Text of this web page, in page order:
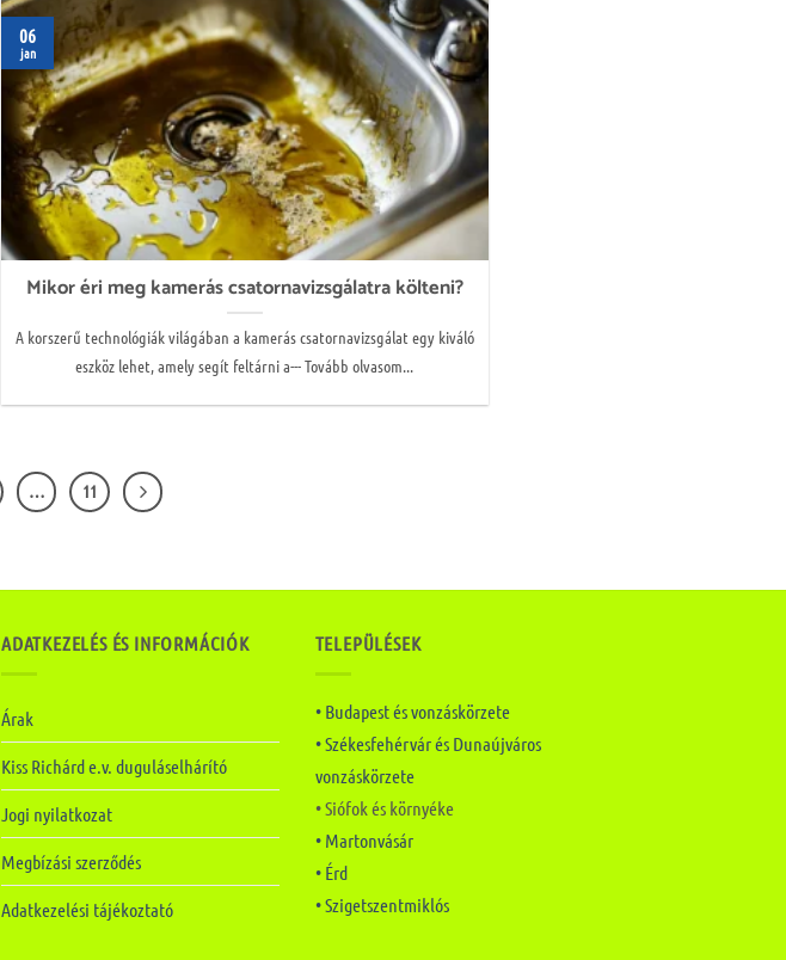
Mikor éri meg kamerás csatornavizsgálatra költeni?
A korszerű technológiák világában a kamerás csatornavizsgálat egy kiváló
eszköz lehet, amely segít feltárni a--- Tovább olvasom...
06
jan
… 11
ADATKEZELÉS ÉS INFORMÁCIÓK
Árak
Kiss Richárd e.v. duguláselhárító
Jogi nyilatkozat
Megbízási szerződés
Adatkezelési tájékoztató
TELEPÜLÉSEK
• Budapest és vonzáskörzete
• Székesfehérvár és Dunaújváros
vonzáskörzete
• Siófok és környéke
• Martonvásár
• Érd
• Szigetszentmiklós